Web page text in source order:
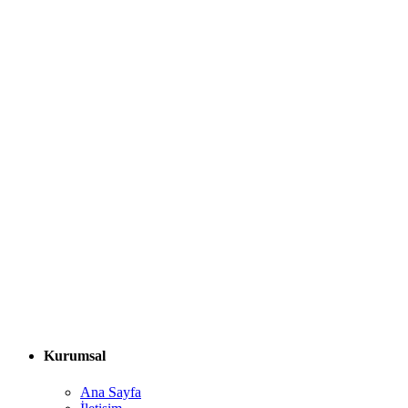
Kurumsal
Ana Sayfa